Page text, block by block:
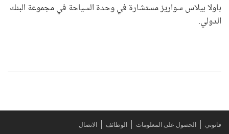
باولا بيلاس سواريز مستشارة في وحدة السياحة في مجموعة البنك
الدولي.
قانوني الحصول على المعلومات الوظائف
الاتصال